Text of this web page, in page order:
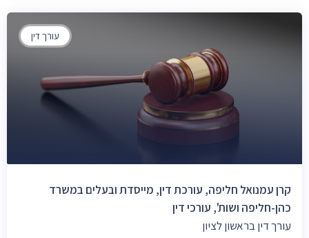
עורך דין
קרן עמנואל חליפה, עורכת דין, מייסדת ובעלים במשרד
כהן-חליפה ושות', עורכי דין
עורך דין בראשון לציון